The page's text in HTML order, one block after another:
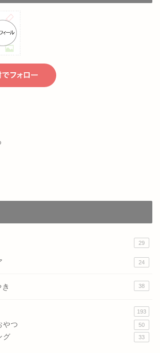
29
24
38
193
やつ 50
グ 33